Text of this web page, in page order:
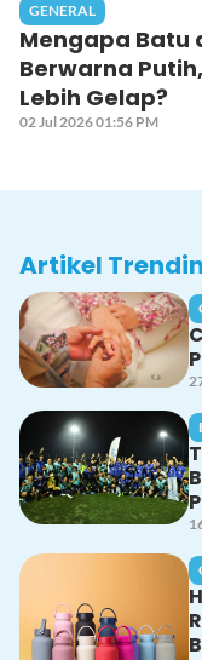
GENERAL
Mengapa Batu
Berwarna
Lebih Gelap?
02 Jul 2026 01:56 PM
Artikel